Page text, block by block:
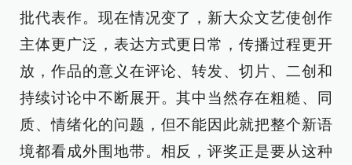
批代表作。现在情况变了，新大众文艺使创作
主体更广泛，表达方式更日常，传播过程更开
放，作品的意义在评论、转发、切片、二创和
持续讨论中不断展开。其中当然存在粗糙、同
质、情绪化的问题，但不能因此就把整个新语
境都看成外围地带。相反，评奖正是要从这种